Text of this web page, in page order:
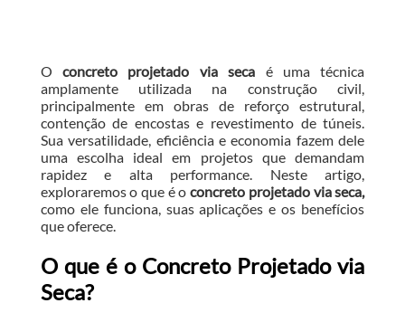
Oconcreto projetado via seca é uma técnica
amplamente utilizada na construção civil,
principalmente em obras de reforço estrutural,
contenção de encostas e revestimento de túneis.
Sua versatilidade, eficiência e economia fazem dele
uma escolha ideal em projetos que demandam
rapidez e alta performance. Neste artigo,
exploraremos o que é oconcreto projetado via seca,
como ele funciona, suas aplicações e os benefícios
que oferece.
O que é o Concreto Projetado via
Seca?